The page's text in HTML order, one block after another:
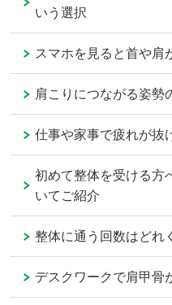
いう選択
スマホを見ると首や肩
肩こりにつながる姿勢
仕事や家事で疲れが抜
初めて整体を受ける方
いてご紹介
整体に通う回数はどれ
デスクワークで肩甲骨